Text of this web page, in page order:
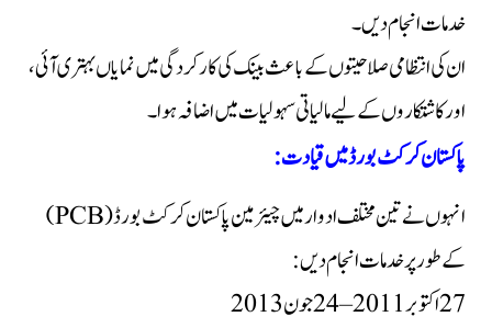
خدمات انجام دیں۔
ان کی انتظامی صلاحیتوں کے باعث بینک کی کارکردگی میں نمایاں بہتری آئی،
اور کاشتکاروں کے لیے مالیاتی سہولیات میں اضافہ ہوا۔
پاکستان کرکٹ بورڈ میں قیادت:
انہوں نے تین مختلف ادوار میں چیئرمین پاکستان کرکٹ بورڈ (PCB)
کے طور پر خدمات انجام دیں:
27 اکتوبر 2011 – 24 جون 2013